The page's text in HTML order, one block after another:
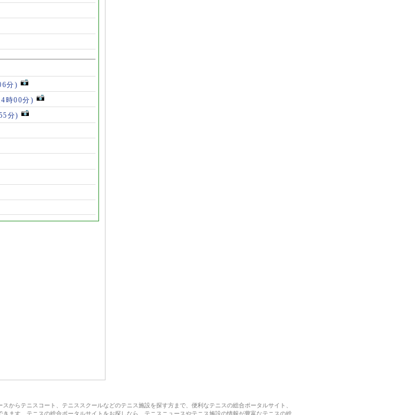
分)
時00分)
分)
からテニスコート、テニススクールなどのテニス施設を探す方まで、便利なテニスの総合ポータルサイト、